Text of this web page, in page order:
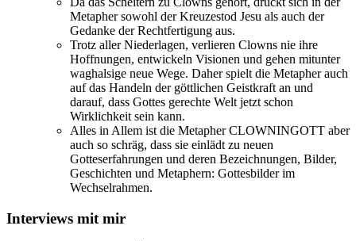
Metapher sowohl der Kreuzestod Jesu als auch der
Gedanke der Rechtfertigung aus.
Trotz aller Niederlagen, verlieren Clowns nie ihre
Hoffnungen, entwickeln Visionen und gehen mitunter
waghalsige neue Wege. Daher spielt die Metapher auch
auf das Handeln der göttlichen Geistkraft an und
darauf, dass Gottes gerechte Welt jetzt schon
Wirklichkeit sein kann.
Alles in Allem ist die Metapher CLOWNINGOTT aber
auch so schräg, dass sie einlädt zu neuen
Gotteserfahrungen und deren Bezeichnungen, Bilder,
Geschichten und Metaphern: Gottesbilder im
Wechselrahmen.
Interviews mit mir